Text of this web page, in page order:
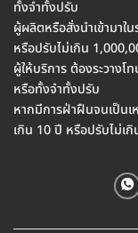
ทั้งจำทั้งปรับ
ผู้ผลิตหรือสั่งนำเข้ามาใ
หรือปรับไม่เกิน
ผู้ให้บริการ ต้องระวาง
หรือทั้งจำทั้งปรับ
หากมีการฝ่าฝืนจนเป็นเ
เกิน 10 ปี หรือปรับไม่เ